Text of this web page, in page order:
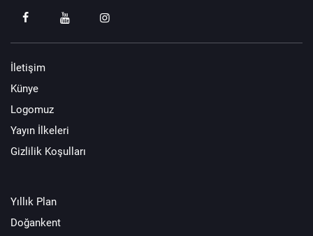
İletişim
Künye
Logomuz
Yayın İlkeleri
Gizlilik Koşulları
Yıllık Plan
Doğankent